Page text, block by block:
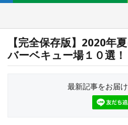
【完全保存版】2020年
バーベキュー場１０選！
最新記事をお届